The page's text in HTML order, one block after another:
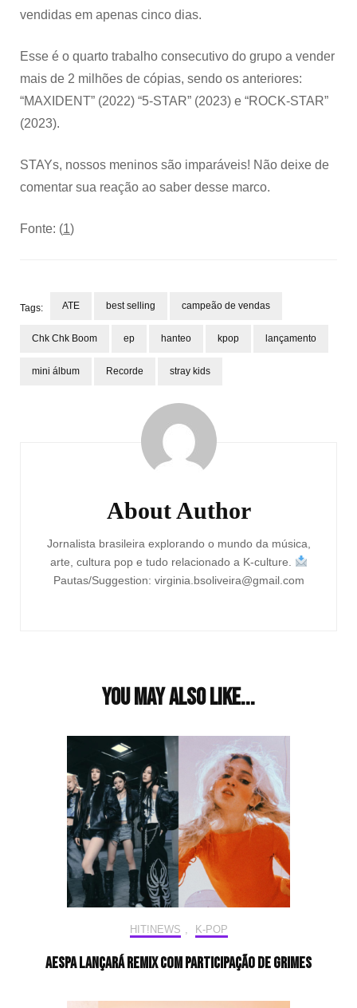
vendidas em apenas cinco dias.
Esse é o quarto trabalho consecutivo do grupo a vender
mais de 2 milhões de cópias, sendo os anteriores:
“MAXIDENT” (2022) “5-STAR” (2023) e “ROCK-STAR”
(2023).
STAYs, nossos meninos são imparáveis! Não deixe de
comentar sua reação ao saber desse marco.
Fonte: (1)
Tags: ATE best selling campeão de vendas
Chk Chk Boom ep hanteo kpop lançamento
mini álbum Recorde stray kids
About Author
Jornalista brasileira explorando o mundo da música,
arte, cultura pop e tudo relacionado a K-culture.
Pautas/Suggestion: virginia.bsoliveira@gmail.com
You may also like...
HIT!NEWS K-POP
aespa lançará remix com participação de Grimes